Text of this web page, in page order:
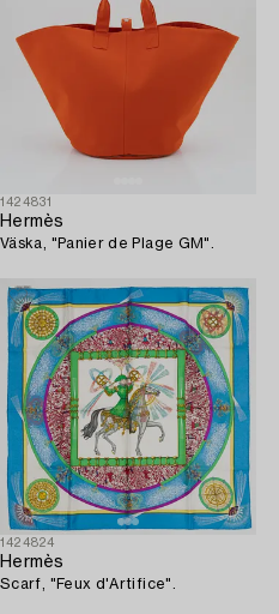
1424831
Hermès
Väska, "Panier de Plage GM".
1424824
Hermès
Scarf, "Feux d'Artifice".